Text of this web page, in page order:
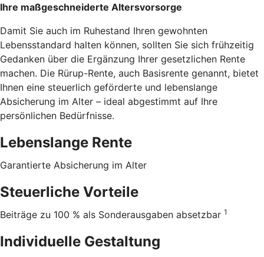
Ihre maßgeschneiderte Altersvorsorge
Damit Sie auch im Ruhestand Ihren gewohnten
Lebensstandard halten können, sollten Sie sich frühzeitig
Gedanken über die Ergänzung Ihrer gesetzlichen Rente
machen. Die Rürup-Rente, auch Basisrente genannt, bietet
Ihnen eine steuerlich geförderte und lebenslange
Absicherung im Alter – ideal abgestimmt auf Ihre
persönlichen Bedürfnisse.
Lebenslange Rente
Garantierte Absicherung im Alter
Steuerliche Vorteile
Beiträge zu 100 % als Sonderausgaben absetzbar 1
Individuelle Gestaltung